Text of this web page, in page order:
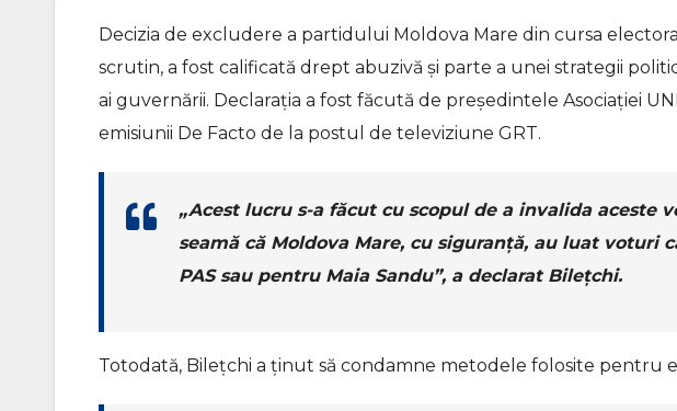
Decizia de excludere a partidului Moldova Mare din cursa
scrutin, a fost calificată drept abuzivă și parte a unei strategii
ai guvernării. Declarația a fost făcută de președintele Asociației
emisiunii De Facto de la postul de televiziune GRT.
„Acest lucru s-a făcut cu scopul de a invalida aceste
seamă că Moldova Mare, cu siguranță, au luat voturi
PAS sau pentru Maia Sandu”, a declarat Bilețchi.
Totodată, Bilețchi a ținut să condamne metodele folosite pentru